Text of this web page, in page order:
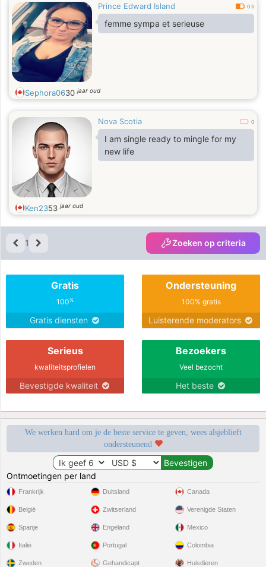
Prince Edward Island 0.5
femme sympa et serieuse
Sephora0630jaar oud
Nova Scotia 0
I am single ready to mingle for my
new life
Ken2353jaar oud
1 Zoeken op criteria
Gratis
100%
Gratis diensten
Ondersteuning
100% gratis
Luisterende moderators
Serieus
kwaliteitsprofielen
Bevestigde kwaliteit
Bezoekers
Veel bezocht
Het beste
We werken hard om je de beste service te geven, wees alsjeblieft
ondersteunend
Ontmoetingen per land
Frankrijk
België
Spanje
Italië
Zweden
Duitsland
Zwitserland
Engeland
Portugal
Gehandicapt
Canada
Verenigde Staten
Mexico
Colombia
Huisdieren